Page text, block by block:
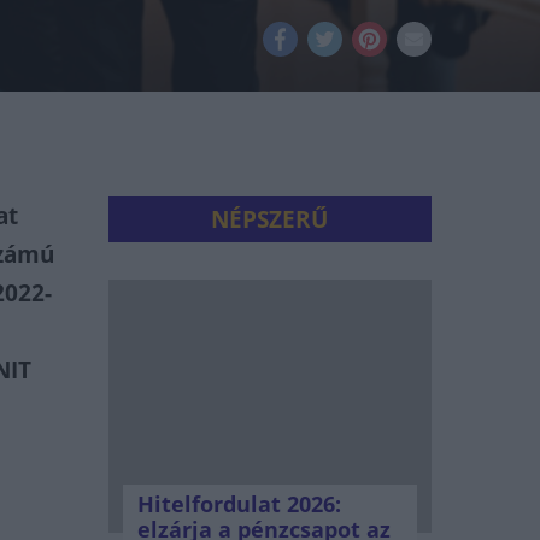
NÉPSZERŰ
Hitelfordulat 2026:
elzárja a pénzcsapot az